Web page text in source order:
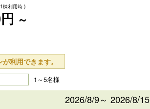
棟利用時 )
～
利用できます。
1～5名様
2026/8/9～ 2026/8/15